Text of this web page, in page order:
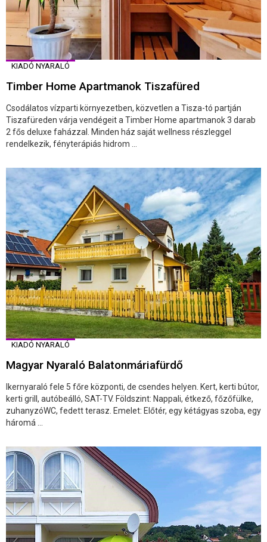
KIADÓ NYARALÓ
Timber Home Apartmanok Tiszafüred
Csodálatos vízparti környezetben, közvetlen a Tisza-tó partján
Tiszafüreden várja vendégeit a Timber Home apartmanok 3 darab
2 fős deluxe faházzal. Minden ház saját wellness részleggel
rendelkezik, fényterápiás hidrom ...
KIADÓ NYARALÓ
Magyar Nyaraló Balatonmáriafürdő
Ikernyaraló fele 5 főre központi, de csendes helyen. Kert, kerti bútor,
kerti grill, autóbeálló, SAT-TV. Földszint: Nappali, étkező, főzőfülke,
zuhanyzóWC, fedett terasz. Emelet: Előtér, egy kétágyas szoba, egy
háromá ...